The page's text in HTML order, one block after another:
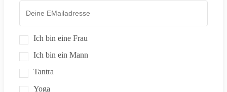
Ich bin eine Frau
Ich bin ein Mann
Tantra
Yoga